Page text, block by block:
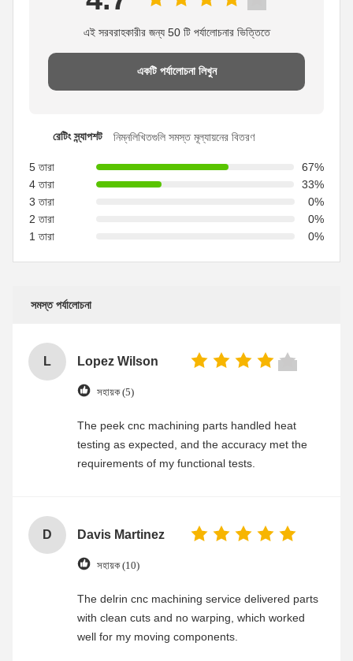
এই সরবরাহকারীর জন্য 50 টি পর্যালোচনার ভিত্তিতে
একটি পর্যালোচনা লিখুন
রেটিং স্ন্যাপশট নিম্নলিখিতগুলি সমস্ত মূল্যায়নের বিতরণ
5 তারা
67%
4 তারা
33%
3 তারা
0%
2 তারা
0%
1 তারা
0%
সমস্ত পর্যালোচনা
L Lopez Wilson
সহায়ক (5)
The peek cnc machining parts handled heat
testing as expected, and the accuracy met the
requirements of my functional tests.
D Davis Martinez
সহায়ক (10)
The delrin cnc machining service delivered parts
with clean cuts and no warping, which worked
well for my moving components.